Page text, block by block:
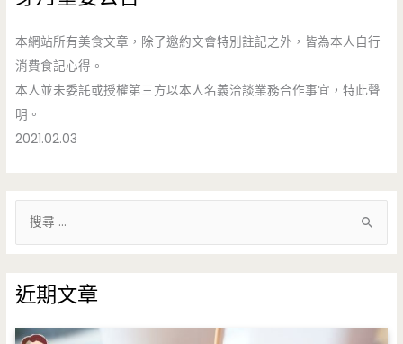
本網站所有美食文章，除了邀約文會特別註記之外，皆為本人自行
消費食記心得。
本人並未委託或授權第三方以本人名義洽談業務合作事宜，特此聲
明。
2021.02.03
鍵
字
:
近期文章